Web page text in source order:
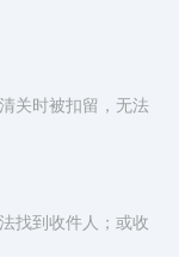
关时被扣留，无法
找到收件人；或收